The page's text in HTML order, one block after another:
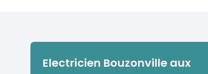
Electricien Bouzonville aux